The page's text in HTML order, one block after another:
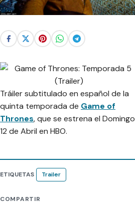
Tráiler subtitulado en español de la
quinta temporada de Game of
Thrones, que se estrena el Domingo
12 de Abril en HBO.
ETIQUETAS Trailer
COMPARTIR